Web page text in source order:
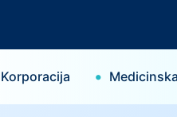
Korporacija •